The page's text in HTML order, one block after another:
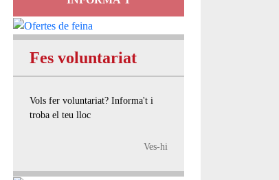
Fes voluntariat
Vols fer voluntariat? Informa't i
troba el teu lloc
Ves-hi